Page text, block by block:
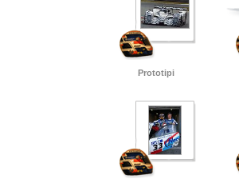
Prototipi